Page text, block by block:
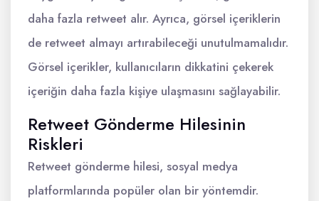
daha fazla retweet alır. Ayrıca, görsel içeriklerin
de retweet almayı artırabileceği unutulmamalıdır.
Görsel içerikler, kullanıcıların dikkatini çekerek
içeriğin daha fazla kişiye ulaşmasını sağlayabilir.
Retweet Gönderme Hilesinin
Riskleri
Retweet gönderme hilesi, sosyal medya
platformlarında popüler olan bir yöntemdir.